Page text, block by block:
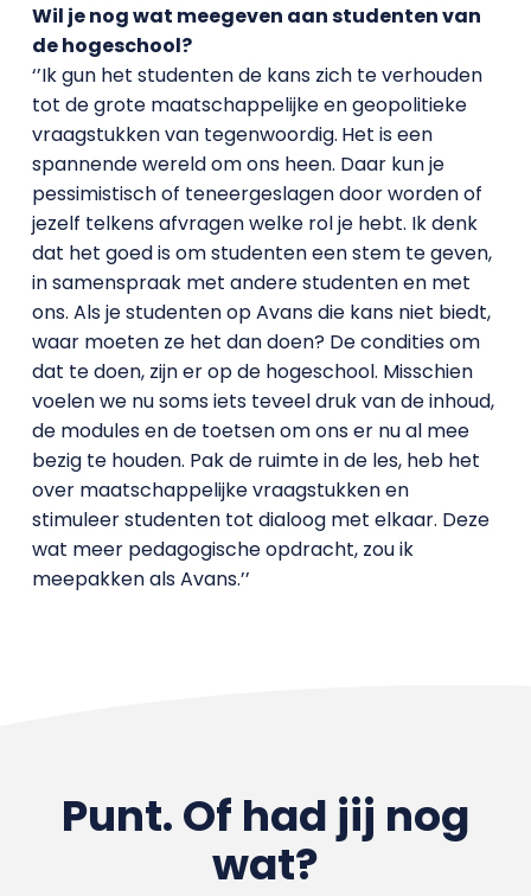
Wil je nog wat meegeven aan studenten van
de hogeschool?
‘’Ik gun het studenten de kans zich te verhouden
tot de grote maatschappelijke en geopolitieke
vraagstukken van tegenwoordig. Het is een
spannende wereld om ons heen. Daar kun je
pessimistisch of teneergeslagen door worden of
jezelf telkens afvragen welke rol je hebt. Ik denk
dat het goed is om studenten een stem te geven,
in samenspraak met andere studenten en met
ons. Als je studenten op Avans die kans niet biedt,
waar moeten ze het dan doen? De condities om
dat te doen, zijn er op de hogeschool. Misschien
voelen we nu soms iets teveel druk van de inhoud,
de modules en de toetsen om ons er nu al mee
bezig te houden. Pak de ruimte in de les, heb het
over maatschappelijke vraagstukken en
stimuleer studenten tot dialoog met elkaar. Deze
wat meer pedagogische opdracht, zou ik
meepakken als Avans.’’
Punt. Of had jij nog
wat?